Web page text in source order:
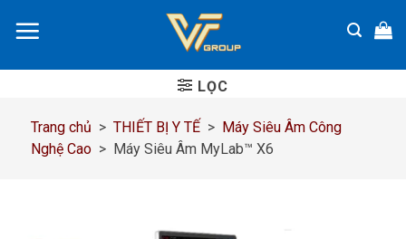
đến
dung
LỌC
Trang chủ > THIẾT BỊ Y TẾ > Máy Siêu Âm Công
Nghệ Cao > Máy Siêu Âm MyLab™ X6